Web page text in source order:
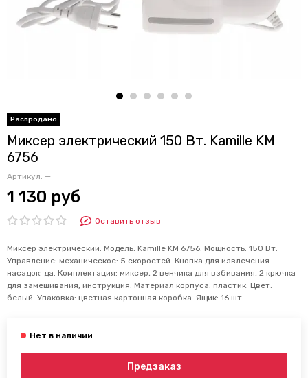
Миксер электрический 150 Вт. Kamille KM
6756
Артикул: —
1 130 руб
Оставить отзыв
Миксер электрический. Модель: Kamille KM 6756. Мощность: 150 Вт.
Управление: механическое: 5 скоростей. Кнопка для извлечения
насадок: да. Комплектация: миксер, 2 венчика для взбивания, 2 крючка
для замешивания, инструкция. Материал корпуса: пластик. Цвет:
белый. Упаковка: цветная картонная коробка. Ящик: 16 шт.
Предзаказ